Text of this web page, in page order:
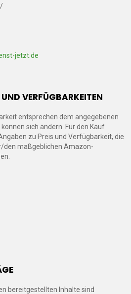
jetzt.de
VERFÜGBARKEITEN
entsprechen dem angegebenen
sich ändern. Für den Kauf
zu Preis und Verfügbarkeit, die
maßgeblichen Amazon-
bereitgestellten Inhalte sind